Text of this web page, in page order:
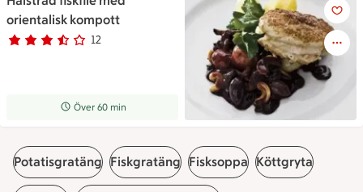
orientalisk kompott
Betyg 3.6 av 5. 12
12 personer har röstat
Receptet tar Över 60 min att tillaga
Över 60 min
Potatisgratäng Fiskgratäng Fisksoppa Köttgryta